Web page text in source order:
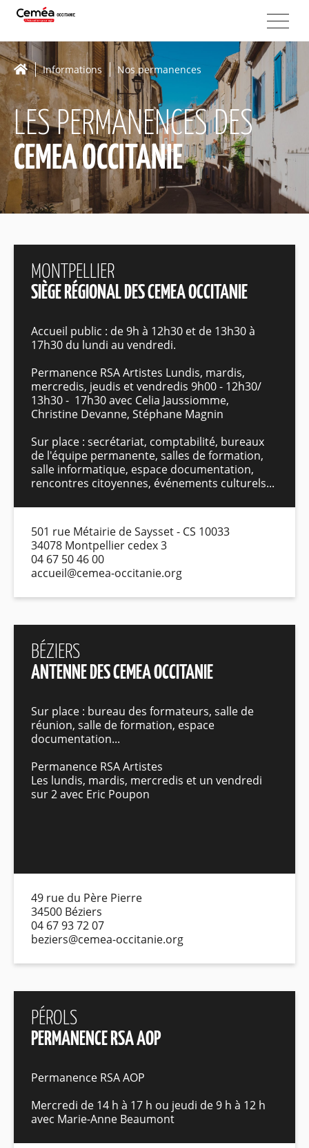
Informations Nos permanences
LES PERMANENCES DES
CEMEA OCCITANIE
MONTPELLIER
SIÈGE RÉGIONAL DES CEMEA OCCITANIE
Accueil public : de 9h à 12h30 et de 13h30 à
17h30 du lundi au vendredi.
Permanence RSA Artistes Lundis, mardis,
mercredis, jeudis et vendredis 9h00 - 12h30/
13h30 - 17h30 avec Celia Jaussiomme,
Christine Devanne, Stéphane Magnin
Sur place : secrétariat, comptabilité, bureaux
de l'équipe permanente, salles de formation,
salle informatique, espace documentation,
rencontres citoyennes, événements culturels...
501 rue Métairie de Saysset - CS 10033
34078 Montpellier cedex 3
04 67 50 46 00
accueil@cemea-occitanie.org
BÉZIERS
ANTENNE DES CEMEA OCCITANIE
Sur place : bureau des formateurs, salle de
réunion, salle de formation, espace
documentation...
Permanence RSA Artistes
Les lundis, mardis, mercredis et un vendredi
sur 2 avec Eric Poupon
49 rue du Père Pierre
34500 Béziers
04 67 93 72 07
beziers@cemea-occitanie.org
PÉROLS
PERMANENCE RSA AOP
Permanence RSA AOP
Mercredi de 14 h à 17 h ou jeudi de 9 h à 12 h
avec Marie-Anne Beaumont